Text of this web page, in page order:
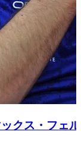
クス・フェ